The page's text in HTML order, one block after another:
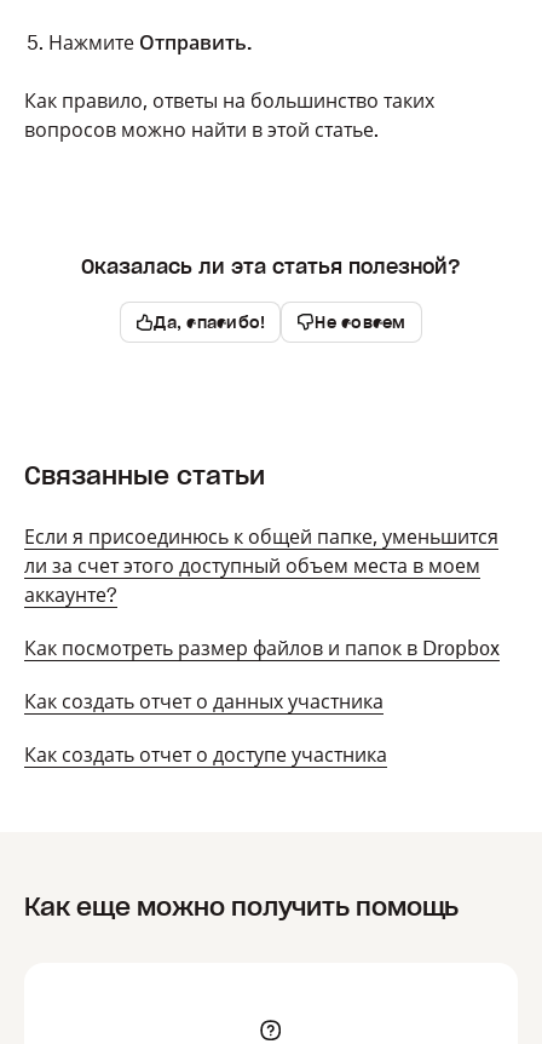
Нажмите Отправить.
Как правило, ответы на большинство таких
вопросов можно найти в этой статье.
Оказалась ли эта статья полезной?
Да, спасибо! Не совсем
Связанные статьи
Если я присоединюсь к общей папке, уменьшится
ли за счет этого доступный объем места в моем
аккаунте?
Как посмотреть размер файлов и папок в Dropbox
Как создать отчет о данных участника
Как создать отчет о доступе участника
Как еще можно получить помощь